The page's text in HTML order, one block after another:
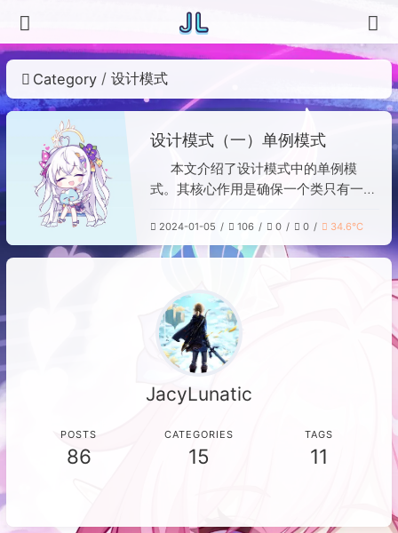
Category 设计模式
设计模式（一）单例模式
本文介绍了设计模式中的单例模
式。其核心作用是确保一个类只有一个
括：将构造器私有化以保证唯一性；定
义一个静态类变量来存储该实例；提供
饿汉式单例（类加载时即创建实例）和
懒汉式单例（首次调用时创建实例，实
现延迟加载），并分别提供了Java代
码示例。
2024-01-05 106 0 0 34.6℃
JacyLunatic
POSTS
86
CATEGORIES
15
TAGS
11